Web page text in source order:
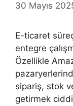
30 Mayıs
E-ticaret
entegre
Özellikle
sipariş, stok
getirmek